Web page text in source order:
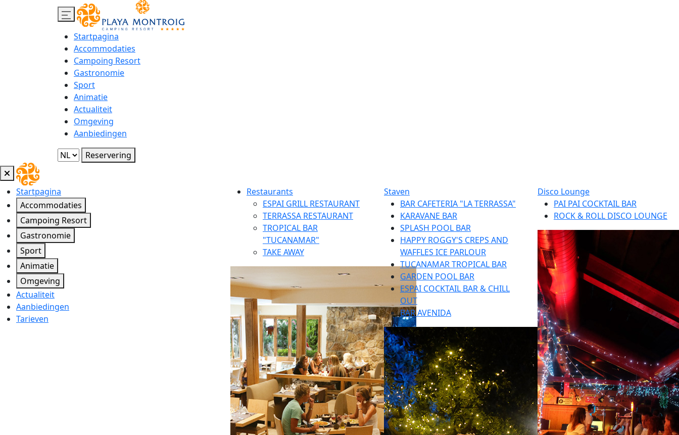
Startpagina
Accommodaties
Campoing Resort
Gastronomie
Sport
Animatie
Actualiteit
Omgeving
Aanbiedingen
Reservering
Startpagina
Accommodaties
Campoing Resort
Gastronomie
Sport
Animatie
Omgeving
Actualiteit
Aanbiedingen
Tarieven
Restaurants
ESPAI GRILL RESTAURANT
TERRASSA RESTAURANT
TROPICAL BAR
"TUCANAMAR"
TAKE AWAY
Staven
BAR CAFETERIA "LA TERRASSA"
KARAVANE BAR
SPLASH POOL BAR
HAPPY ROGGY'S CREPS AND
WAFFLES ICE PARLOUR
TUCANAMAR TROPICAL BAR
GARDEN POOL BAR
ESPAI COCKTAIL BAR & CHILL
OUT
BAR AVENIDA
Disco Lounge
PAI PAI COCKTAIL BAR
ROCK & ROLL DISCO LOUNGE